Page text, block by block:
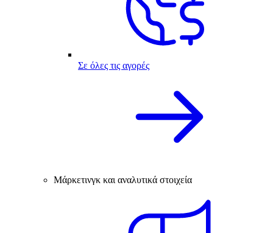
Σε όλες τις αγορές
Μάρκετινγκ και αναλυτικά στοιχεία